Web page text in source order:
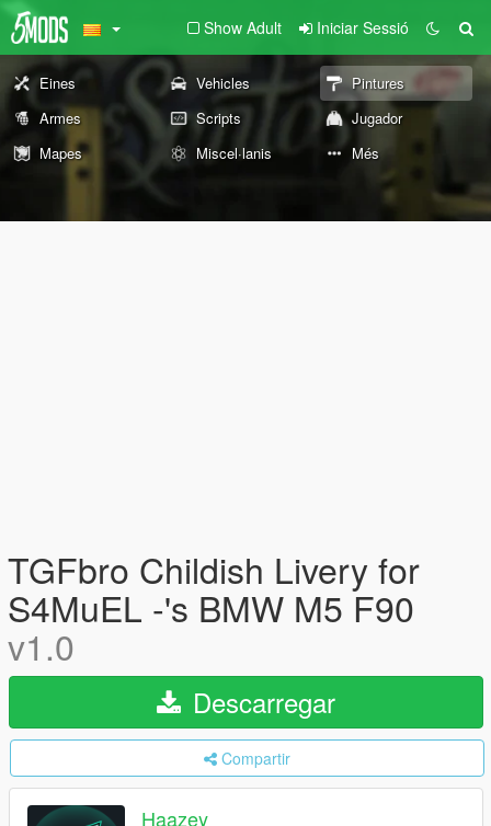
Show Adult Iniciar Sessió
Eines Vehicles
Pintures
Armes
Scripts
Jugador
Mapes
Miscel·lanis Més
TGFbro Childish Livery for
S4MuEL -'s BMW M5 F90
v1.0
Descarregar
Compartir
Haazey